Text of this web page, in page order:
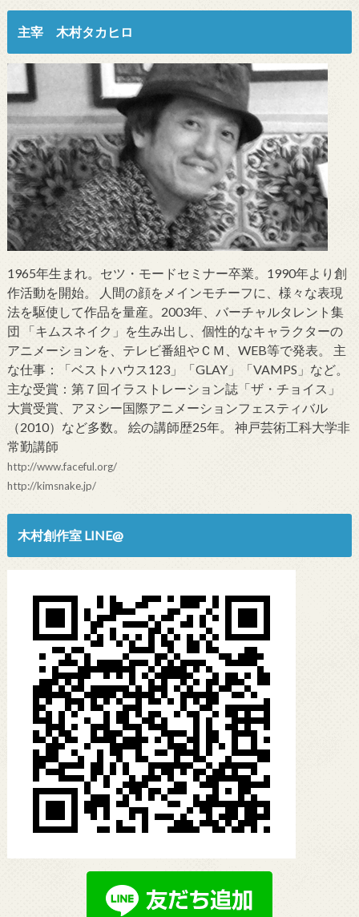
主宰 木村タカヒロ
1965年生まれ。セツ・モードセミナー卒業。1990年より創
作活動を開始。 人間の顔をメインモチーフに、様々な表現
法を駆使して作品を量産。2003年、バーチャルタレント集
団 「キムスネイク」を生み出し、個性的なキャラクターの
アニメーションを、テレビ番組やＣＭ、WEB等で発表。 主
な仕事：「ベストハウス123」「GLAY」「VAMPS」など。
主な受賞：第７回イラストレーション誌「ザ・チョイス」
大賞受賞、アヌシー国際アニメーションフェスティバル
（2010）など多数。 絵の講師歴25年。 神戸芸術工科大学非
常勤講師
http://www.faceful.org/
http://kimsnake.jp/
木村創作室 LINE@